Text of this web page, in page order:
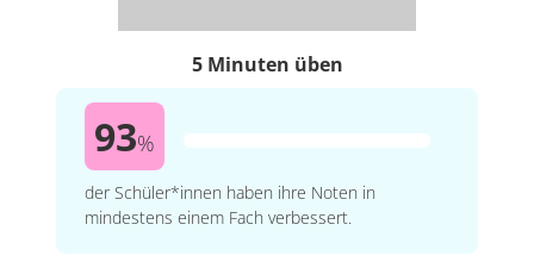
5 Minuten üben
93%
der Schüler*innen haben ihre Noten in
mindestens einem Fach verbessert.